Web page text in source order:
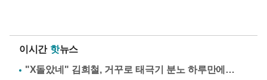
이시간 핫뉴스
"X돌았네" 김희철, 거꾸로 태극기 분노 하루만에…